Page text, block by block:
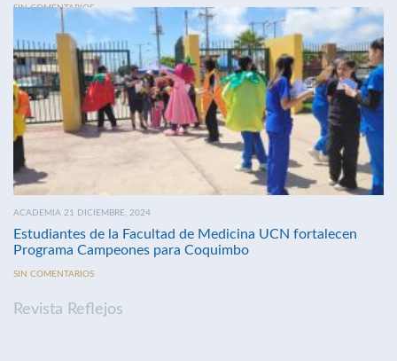
SIN COMENTARIOS
ACADEMIA 21 DICIEMBRE, 2024
Estudiantes de la Facultad de Medicina UCN fortalecen
Programa Campeones para Coquimbo
SIN COMENTARIOS
Revista Reflejos